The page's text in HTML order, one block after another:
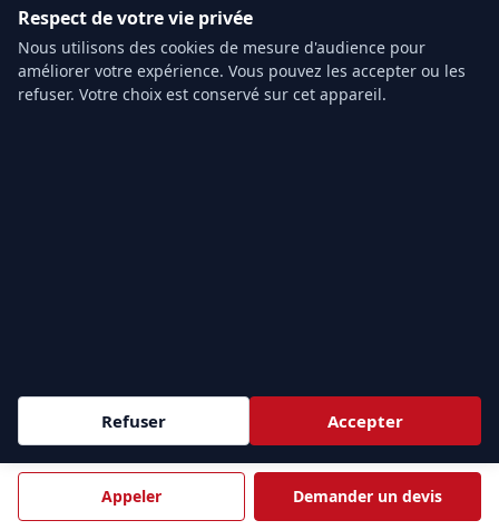
Appeler Demander un devis
Notre organisme
Contact
Paris
HAUTS-DE-SEINE 92
Nanterre
Courbevoie
Boulogne-Billancourt
Issy-les-Moulineaux
Respect de votre vie privée
Nous utilisons des cookies de mesure d'audience pour
améliorer votre expérience. Vous pouvez les accepter ou les
refuser. Votre choix est conservé sur cet appareil.
Refuser Accepter